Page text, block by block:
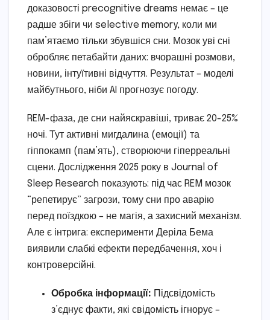
доказовості precognitive dreams немає – це
радше збіги чи selective memory, коли ми
пам’ятаємо тільки збувшіся сни. Мозок уві сні
обробляє петабайти даних: вчорашні розмови,
новини, інтуїтивні відчуття. Результат – моделі
майбутнього, ніби AI прогнозує погоду.
REM-фаза, де сни найяскравіші, триває 20-25%
ночі. Тут активні мигдалина (емоції) та
гіппокамп (пам’ять), створюючи гіперреальні
сцени. Дослідження 2025 року в Journal of
Sleep Research показують: під час REM мозок
“репетирує” загрози, тому сни про аварію
перед поїздкою – не магія, а захисний механізм.
Але є інтрига: експерименти Деріла Бема
виявили слабкі ефекти передбачення, хоч і
контроверсійні.
Обробка інформації: Підсвідомість
з’єднує факти, які свідомість ігнорує –